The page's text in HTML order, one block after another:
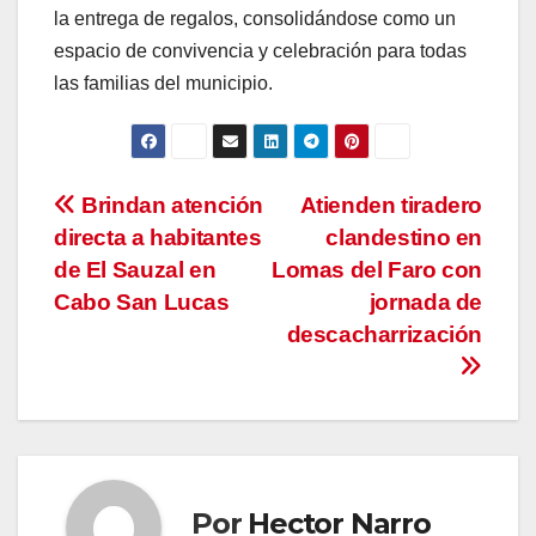
la entrega de regalos, consolidándose como un
espacio de convivencia y celebración para todas
las familias del municipio.
Navegación
de
entradas
Atienden tiradero
clandestino en
Lomas del Faro con
jornada de
descacharrización
Brindan atención
directa a habitantes
de El Sauzal en
Cabo San Lucas
Por Hector Narro